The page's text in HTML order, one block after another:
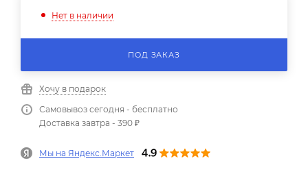
Нет в наличии
ПОД ЗАКАЗ
Хочу в подарок
Самовывоз сегодня - бесплатно
Доставка завтра - 390 ₽
Мы на Яндекс.Маркет